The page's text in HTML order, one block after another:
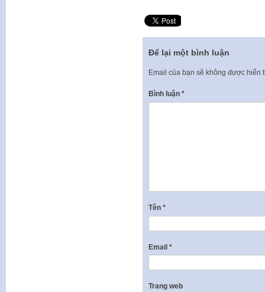
Để lại một bình luận
Email của bạn sẽ không được hiển
Bình luận *
Tên *
Email *
Trang web